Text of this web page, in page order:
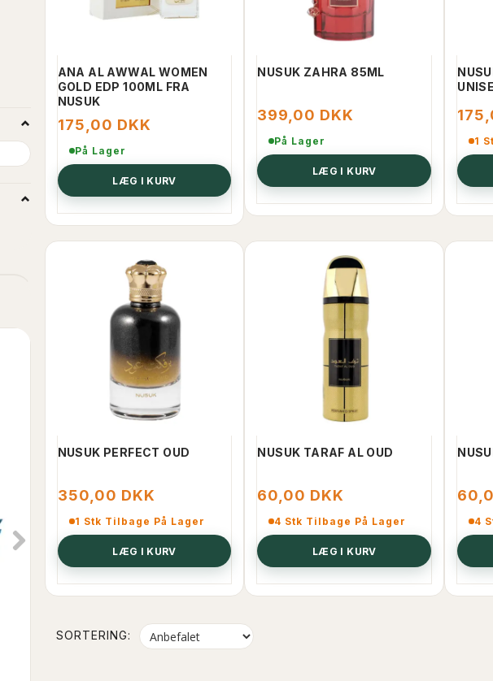
PANNA FRALOGA STRAWBERRY
2,00 DKK
BASKET BALLS TUTTI FRUTTI
ANA AL AWWAL WOMEN
GOLD EDP 100ML FRA
NUSUK
175,00 DKK
På Lager
LÆG I KURV
NUSUK ZAHRA 85ML
399,00 DKK
På Lager
LÆG I KURV
1
NUSUK PERFECT OUD
350,00 DKK
1 Stk Tilbage På Lager
LÆG I KURV
NUSUK TARAF AL OUD
60,00 DKK
4 Stk Tilbage På Lager
LÆG I KURV
4
SORTERING: